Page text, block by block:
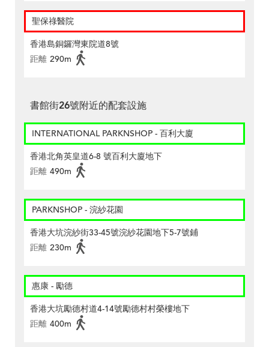
聖保祿醫院
香港島銅鑼灣東院道8號
距離 290m
書館街26號附近的配套設施
INTERNATIONAL PARKNSHOP - 百利大廈
香港北角英皇道6-8 號百利大廈地下
距離 490m
PARKNSHOP - 浣紗花園
香港大坑浣紗街33-45號浣紗花園地下5-7號鋪
距離 230m
惠康 - 勵德
香港大坑勵德村道4-14號勵德村村榮樓地下
距離 400m